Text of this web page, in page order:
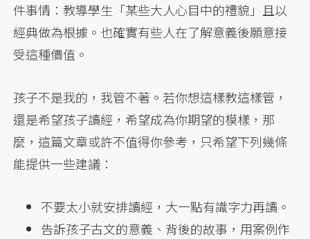
件事情：教導學生「某些大人心目中的禮貌」且以
經典做為根據。也確實有些人在了解意義後願意接
受這種價值。
孩子不是我的，我管不著。若你想這樣教這樣管，
還是希望孩子讀經，希望成為你期望的模樣，那
麼，這篇文章或許不值得你參考，只希望下列幾條
能提供一些建議：
不要太小就安排讀經，大一點有識字力再讀。
告訴孩子古文的意義、背後的故事，用案例作